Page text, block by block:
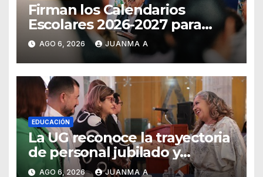
Firman los Calendarios
Escolares 2026-2027 para
Guanajuato
AGO 6, 2026 JUANMA A
EDUCACIÓN
La UG reconoce la trayectoria
de personal jubilado y
agradece su legado
AGO 6, 2026 JUANMA A